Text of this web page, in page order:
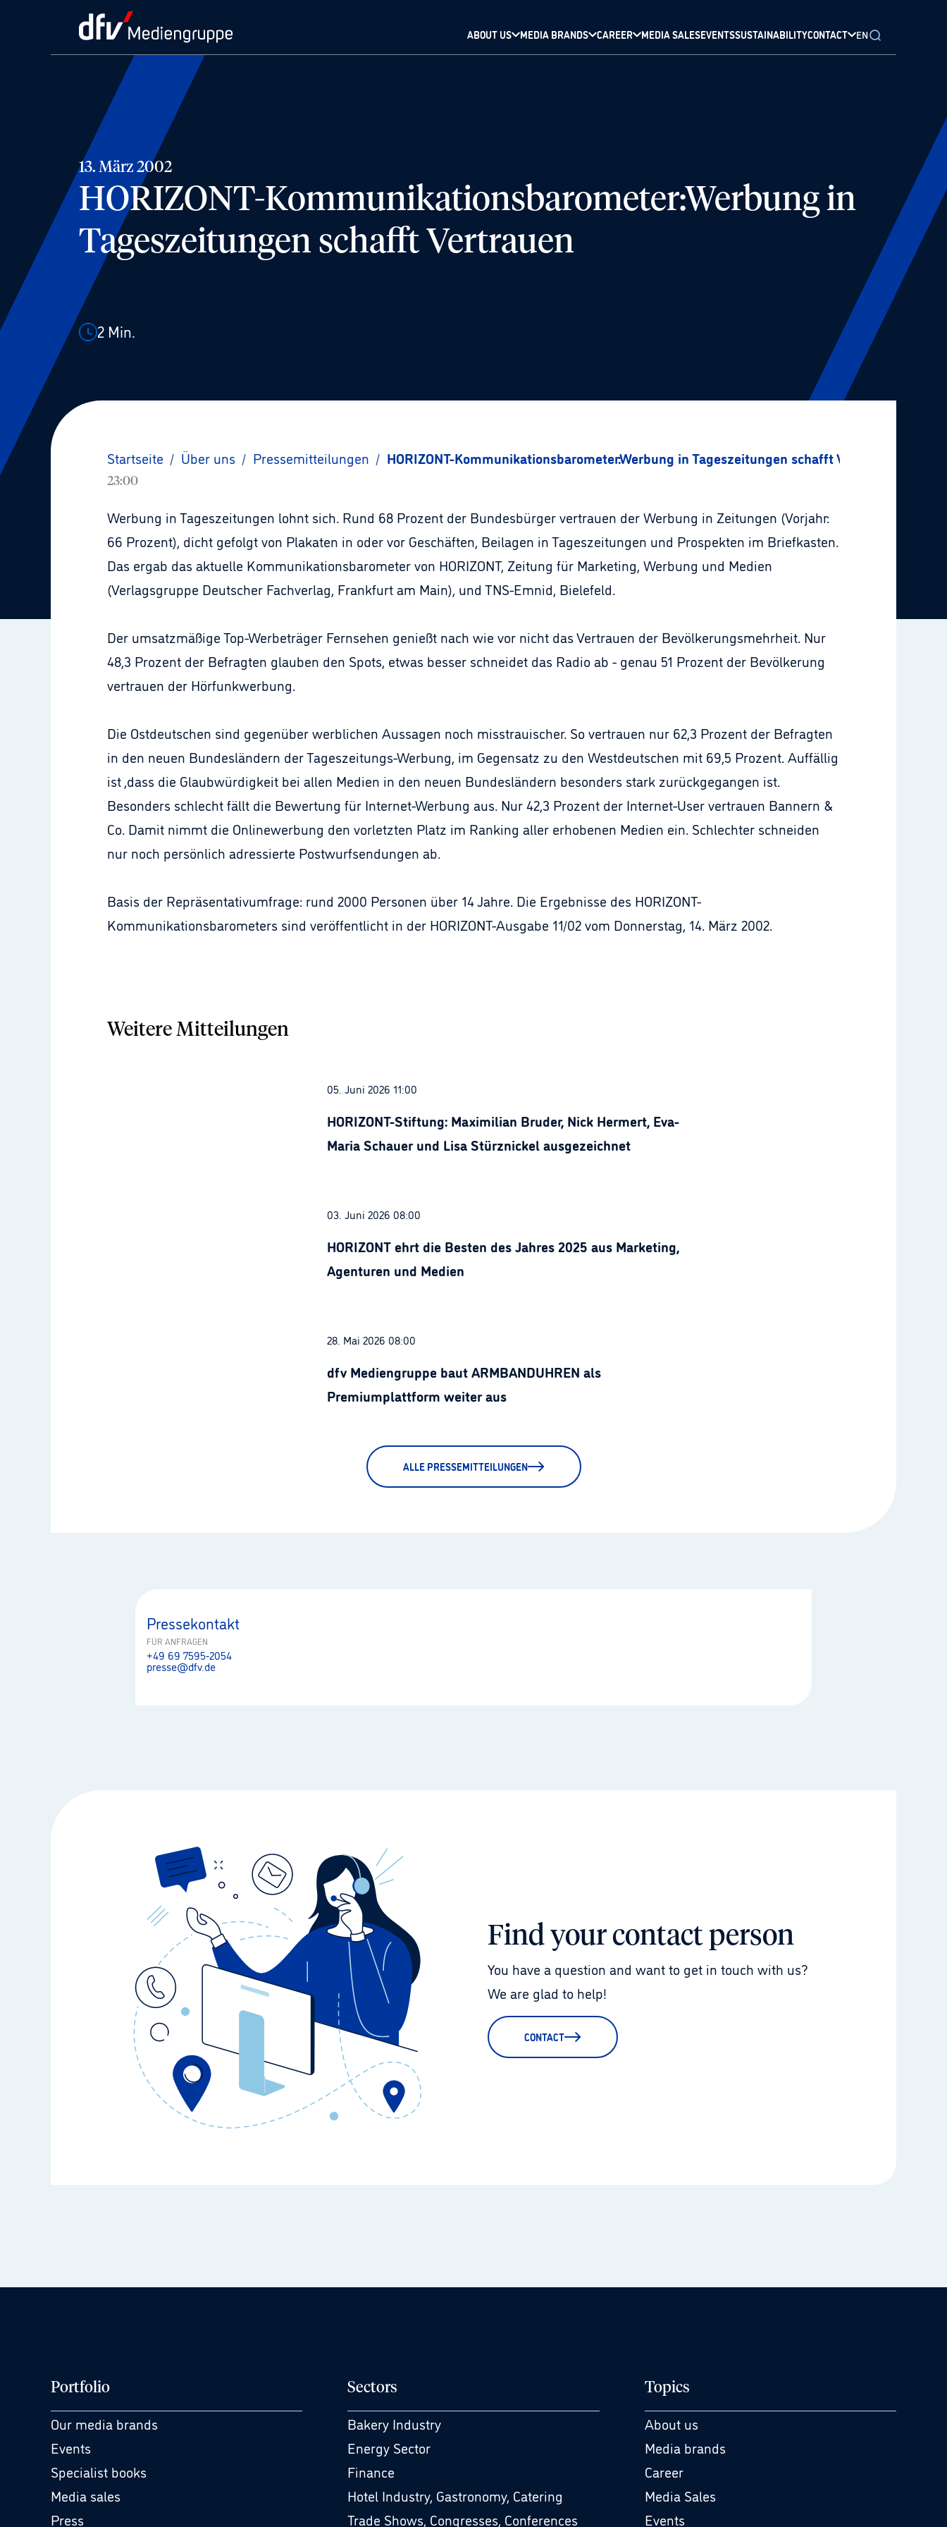
ABOUT US MEDIA BRANDS CAREER MEDIA SALESEVENTSSUSTAINABILITYCONTACT EN
13. März 2002
HORIZONT-Kommunikationsbarometer:Werbung in
Tageszeitungen schafft Vertrauen
2 Min.
Startseite / Über uns / Pressemitteilungen / HORIZONT-Kommunikationsbarometer:Werbung in Tageszeitungen schafft Vertrauen
23:00
Werbung in Tageszeitungen lohnt sich. Rund 68 Prozent der Bundesbürger vertrauen der Werbung in Zeitungen (Vorjahr:
66 Prozent), dicht gefolgt von Plakaten in oder vor Geschäften, Beilagen in Tageszeitungen und Prospekten im Briefkasten.
Das ergab das aktuelle Kommunikationsbarometer von HORIZONT, Zeitung für Marketing, Werbung und Medien
(Verlagsgruppe Deutscher Fachverlag, Frankfurt am Main), und TNS-Emnid, Bielefeld.
Der umsatzmäßige Top-Werbeträger Fernsehen genießt nach wie vor nicht das Vertrauen der Bevölkerungsmehrheit. Nur
48,3 Prozent der Befragten glauben den Spots, etwas besser schneidet das Radio ab - genau 51 Prozent der Bevölkerung
vertrauen der Hörfunkwerbung.
Die Ostdeutschen sind gegenüber werblichen Aussagen noch misstrauischer. So vertrauen nur 62,3 Prozent der Befragten
in den neuen Bundesländern der Tageszeitungs-Werbung, im Gegensatz zu den Westdeutschen mit 69,5 Prozent. Auffällig
ist ,dass die Glaubwürdigkeit bei allen Medien in den neuen Bundesländern besonders stark zurückgegangen ist.
Besonders schlecht fällt die Bewertung für Internet-Werbung aus. Nur 42,3 Prozent der Internet-User vertrauen Bannern &
Co. Damit nimmt die Onlinewerbung den vorletzten Platz im Ranking aller erhobenen Medien ein. Schlechter schneiden
nur noch persönlich adressierte Postwurfsendungen ab.
Basis der Repräsentativumfrage: rund 2000 Personen über 14 Jahre. Die Ergebnisse des HORIZONT-
Kommunikationsbarometers sind veröffentlicht in der HORIZONT-Ausgabe 11/02 vom Donnerstag, 14. März 2002.
Weitere Mitteilungen
05. Juni 2026 11:00
HORIZONT-Stiftung: Maximilian Bruder, Nick Hermert, Eva-
Maria Schauer und Lisa Stürznickel ausgezeichnet
03. Juni 2026 08:00
HORIZONT ehrt die Besten des Jahres 2025 aus Marketing,
Agenturen und Medien
28. Mai 2026 08:00
dfv Mediengruppe baut ARMBANDUHREN als
Premiumplattform weiter aus
ALLE PRESSEMITTEILUNGEN
Pressekontakt
FÜR ANFRAGEN
+49 69 7595-2054
presse@dfv.de
Find your contact person
You have a question and want to get in touch with us?
We are glad to help!
CONTACT
Portfolio
Our media brands
Events
Specialist books
Media sales
Press
Sectors
Bakery Industry
Energy Sector
Finance
Hotel Industry, Gastronomy, Catering
Trade Shows, Congresses, Conferences
Topics
About us
Media brands
Career
Media Sales
Events